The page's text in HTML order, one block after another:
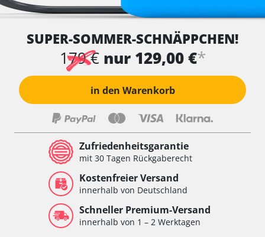
SUPER-SOMMER-SCHNÄPPCHEN!
179 € nur 129,00 €*
in den Warenkorb
Zufriedenheitsgarantie
mit 30 Tagen Rückgaberecht
Kostenfreier Versand
innerhalb von Deutschland
Schneller Premium-Versand
innerhalb von 1 – 2 Werktagen